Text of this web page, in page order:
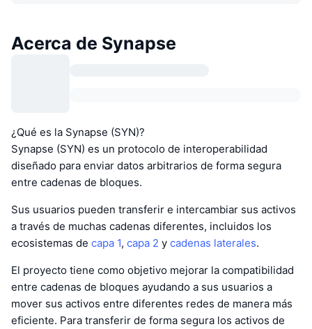
Acerca de Synapse
¿Qué es la Synapse (SYN)?
Synapse (SYN) es un protocolo de interoperabilidad
diseñado para enviar datos arbitrarios de forma segura
entre cadenas de bloques.
Sus usuarios pueden transferir e intercambiar sus activos
a través de muchas cadenas diferentes, incluidos los
ecosistemas de capa 1, capa 2 y cadenas laterales.
El proyecto tiene como objetivo mejorar la compatibilidad
entre cadenas de bloques ayudando a sus usuarios a
mover sus activos entre diferentes redes de manera más
eficiente. Para transferir de forma segura los activos de